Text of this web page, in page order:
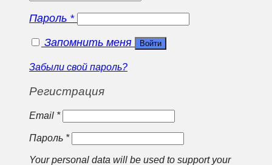
Пароль *
Запомнить меня
Войти
Забыли свой пароль?
Регистрация
Email *
Пароль *
Your personal data will be used to support your